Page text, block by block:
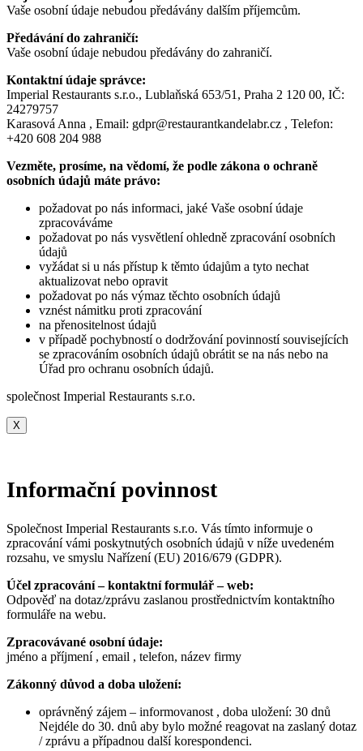
Vaše osobní údaje nebudou předávány dalším příjemcům.
Předávání do zahraničí:
Vaše osobní údaje nebudou předávány do zahraničí.
Kontaktní údaje správce:
Imperial Restaurants s.r.o., Lublaňská 653/51, Praha 2 120 00, IČ:
24279757
Karasová Anna , Email: gdpr@restaurantkandelabr.cz , Telefon:
+420 608 204 988
Vezměte, prosíme, na vědomí, že podle zákona o ochraně
osobních údajů máte právo:
požadovat po nás informaci, jaké Vaše osobní údaje
zpracováváme
požadovat po nás vysvětlení ohledně zpracování osobních
údajů
vyžádat si u nás přístup k těmto údajům a tyto nechat
aktualizovat nebo opravit
požadovat po nás výmaz těchto osobních údajů
vznést námitku proti zpracování
na přenositelnost údajů
v případě pochybností o dodržování povinností souvisejících
se zpracováním osobních údajů obrátit se na nás nebo na
Úřad pro ochranu osobních údajů.
společnost Imperial Restaurants s.r.o.
X
Informační povinnost
Společnost Imperial Restaurants s.r.o. Vás tímto informuje o
zpracování vámi poskytnutých osobních údajů v níže uvedeném
rozsahu, ve smyslu Nařízení (EU) 2016/679 (GDPR).
Účel zpracování – kontaktní formulář – web:
Odpověď na dotaz/zprávu zaslanou prostřednictvím kontaktního
formuláře na webu.
Zpracovávané osobní údaje:
jméno a příjmení , email , telefon, název firmy
Zákonný důvod a doba uložení:
oprávněný zájem – informovanost , doba uložení: 30 dnů
Nejdéle do 30. dnů aby bylo možné reagovat na zaslaný dotaz
/ zprávu a případnou další korespondenci.